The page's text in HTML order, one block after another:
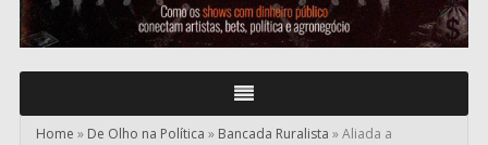
Olho
nos
Ruralistas
Home » De Olho na Política » Bancada Ruralista »Aliada a